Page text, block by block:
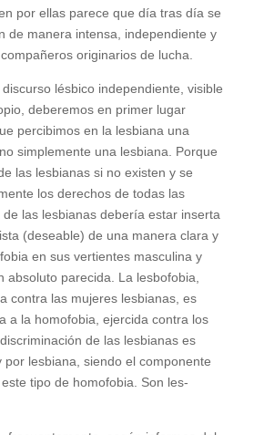
por ellas parece que día tras día se
de manera intensa, independiente y
originarios de lucha.
lésbico independiente, visible
deberemos en primer lugar
percibimos en la lesbiana una
simplemente una lesbiana. Porque
las lesbianas si no existen y se
los derechos de todas las
las lesbianas debería estar inserta
(deseable) de una manera clara y
en sus vertientes masculina y
absoluto parecida. La lesbofobia,
contra las mujeres lesbianas, es
a la homofobia, ejercida contra los
de las lesbianas es
por lesbiana, siendo el componente
este tipo de homofobia. Son les-